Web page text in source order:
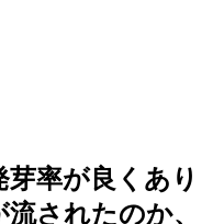
率が良くあり
されたのか、